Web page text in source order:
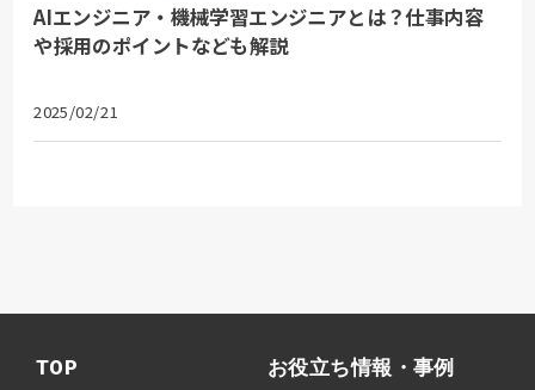
AIエンジニア・機械学習エンジニアとは？仕事内容
や採用のポイントなども解説
2025/02/21
TOP
お役立ち情報・事例